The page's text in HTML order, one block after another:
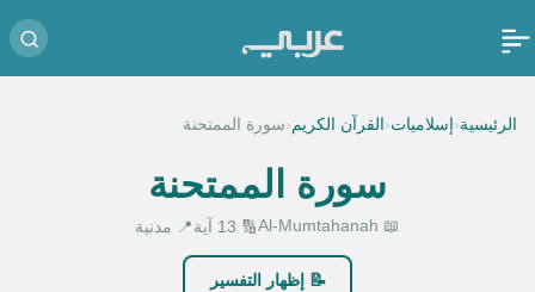
الرئيسية‹ إسلاميات‹ القرآن الكريم‹سورة الممتحنة
سورة الممتحنة
📖 Al-Mumtahanah 🔢 13 آية 📍 مدنية
📝 إظهار التفسير